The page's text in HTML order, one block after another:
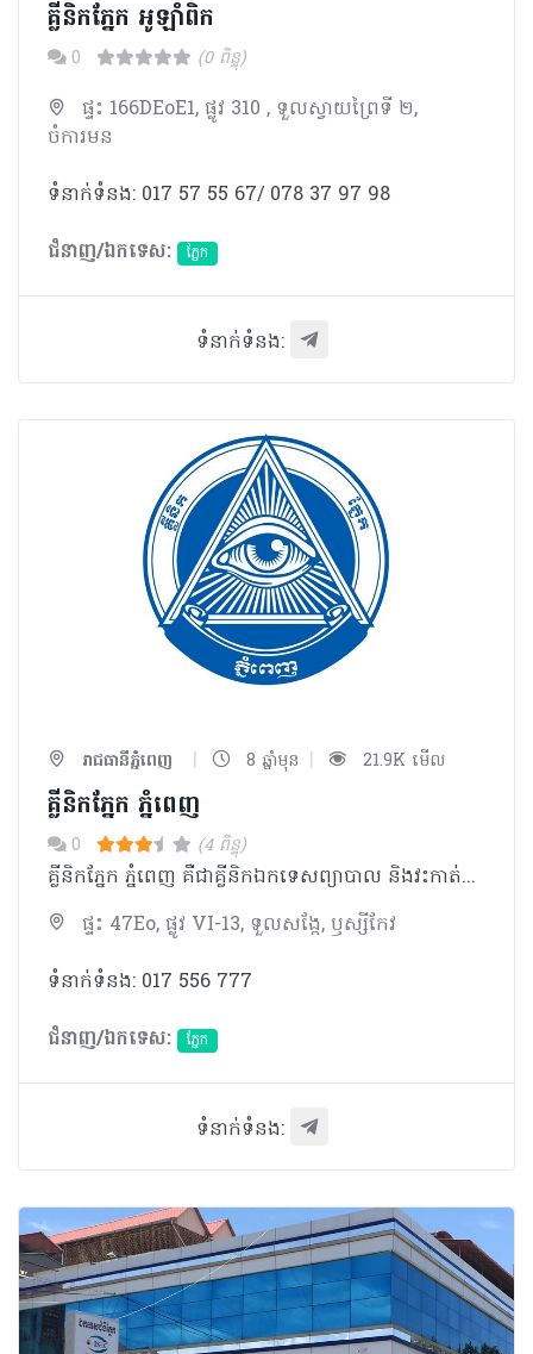
គ្លីនិកភ្នែក​​ អូឡាំពិក
0 (0 ពិន្ទុ)
ផ្ទះ 166DEoE1, ផ្លូវ 310 , ទួលស្វាយព្រៃទី ២,
ចំការមន
ទំនាក់ទំនង: 017 57 55 67/ 078 37 97 98
ជំនាញ/ឯកទេស:
ភ្នែក​
ទំនាក់ទំនង:
រាជធានីភ្នំពេញ | 8 ឆ្នាំមុន | 21.9K មើល
គ្លីនិកភ្នែក ភ្នំពេញ
0 (4 ពិន្ទុ)
គ្លីនិកភ្នែក ភ្នំពេញ គឺជាគ្លីនិកឯកទេសព្យាបាល និងវះកាត់ភ្នែក ហើយក៏ជាមជ្ឈមណ្ឌល ព្យាបាលជំងឺទឺកដក់ដំបូងគេនៅក្នុងប្រទេស។ យើងផ្តោត សំខាន់លើការផ្តល់សេវាល្អដល់អតិថិជន ដោយតម្លៃសមរម្យ និងមានការយកចិត្តទុកដាក់ខ្ពស់។
ផ្ទះ 47Eo, ផ្លូវ VI-13, ទួលសង្កែ, ឫស្សីកែវ
ទំនាក់ទំនង: 017 556 777
ជំនាញ/ឯកទេស:
ភ្នែក​
ទំនាក់ទំនង: